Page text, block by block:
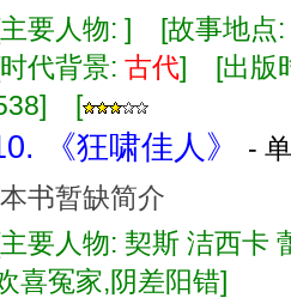
要人物: ] [故事地
代背景: 古代] [出版
[
《狂啸佳人》
-
本书暂缺简介
要人物: 契斯 洁西
喜冤家,阴差阳错]